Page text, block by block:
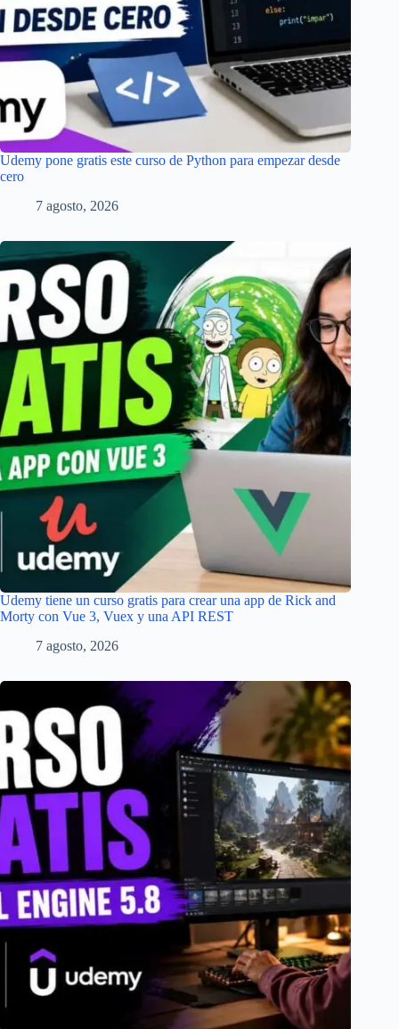
Udemy pone gratis este curso de Python para empezar desde
cero
7 agosto, 2026
Udemy tiene un curso gratis para crear una app de Rick and
Morty con Vue 3, Vuex y una API REST
7 agosto, 2026